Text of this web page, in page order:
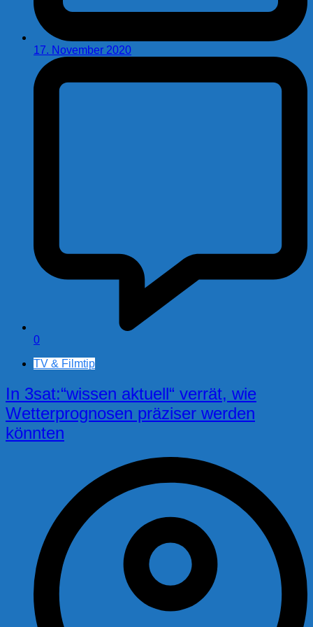
17. November 2020
0
TV & Filmtip
In 3sat:“wissen aktuell“ verrät, wie
Wetterprognosen präziser werden
könnten